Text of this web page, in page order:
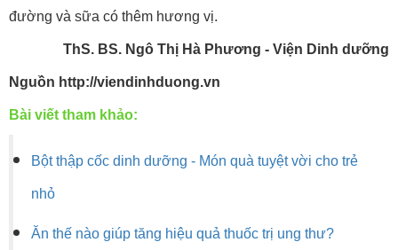
đường và sữa có thêm hương vị.
ThS. BS. Ngô Thị Hà Phương - Viện Dinh dưỡng
Nguồn http://viendinhduong.vn
Bài viết tham khảo:
Bột thập cốc dinh dưỡng - Món quà tuyệt vời cho trẻ
nhỏ
Ăn thế nào giúp tăng hiệu quả thuốc trị ung thư?